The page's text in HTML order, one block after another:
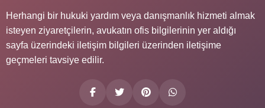
Herhangi bir hukuki yardım veya danışmanlık hizmeti almak
isteyen ziyaretçilerin, avukatın ofis bilgilerinin yer aldığı
sayfa üzerindeki iletişim bilgileri üzerinden iletişime
geçmeleri tavsiye edilir.